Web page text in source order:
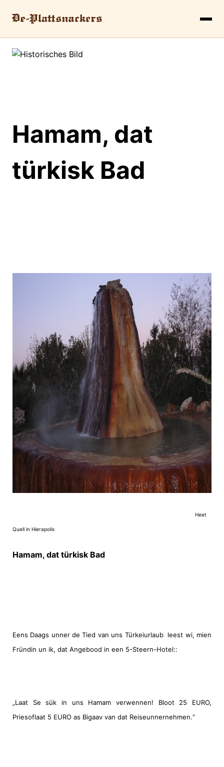
Hamam, dat
türkisk Bad
Heet
Quell in Hierapolis
Hamam, dat türkisk Bad
Eens Daags unner de Tied van uns Türkeiurlaub leest wi, mien
Fründin un ik, dat Angebood in een 5-Steern-Hotel::
„Laat Se sük in uns Hamam verwennen! Bloot 25 EURO,
Priesoflaat 5 EURO as Bigaav van dat Reiseunnernehmen.“